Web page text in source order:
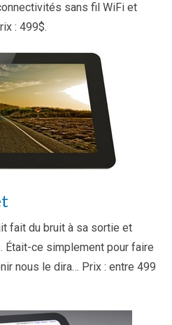
sans fil WiFi et
: 499$.
fait du bruit à sa sortie et
Était-ce simplement pour faire
nous le dira… Prix : entre 499